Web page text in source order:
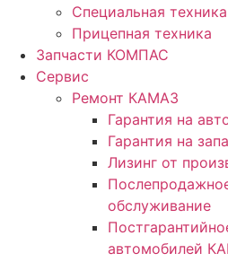
Специальная техника
Прицепная техника
Запчасти КОМПАС
Сервис
Ремонт КАМАЗ
Гарантия на
Гарантия на
Лизинг от
обслуживание
автомобилей